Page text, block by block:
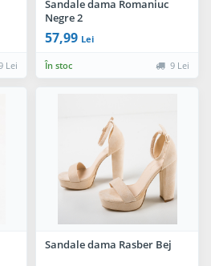
Lei
Sandale dama Romaniuc
Negre 2
57,99 Lei
În stoc 9 Lei
Sandale dama Rasber Bej